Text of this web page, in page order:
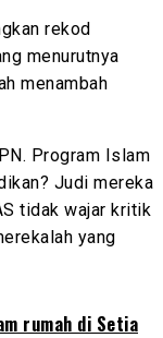
rekod
menurutnya
menambah
Program Islam
Judi mereka
tidak wajar kritik
yang
rumah di Setia